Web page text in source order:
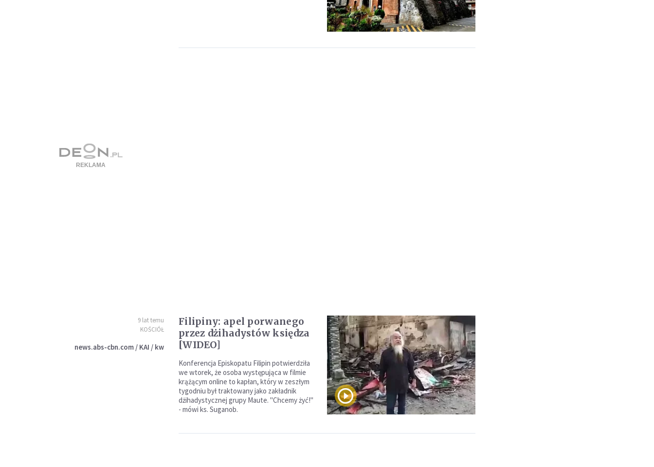
9 lat temu
KOŚCIÓŁ
news.abs-cbn.com / KAI / kw
Filipiny: apel porwanego
przez dżihadystów księdza
[WIDEO]
Konferencja Episkopatu Filipin potwierdziła
we wtorek, że osoba występująca w filmie
krążącym online to kapłan, który w zeszłym
tygodniu był traktowany jako zakładnik
dżihadystycznej grupy Maute. "Chcemy żyć!"
- mówi ks. Suganob.